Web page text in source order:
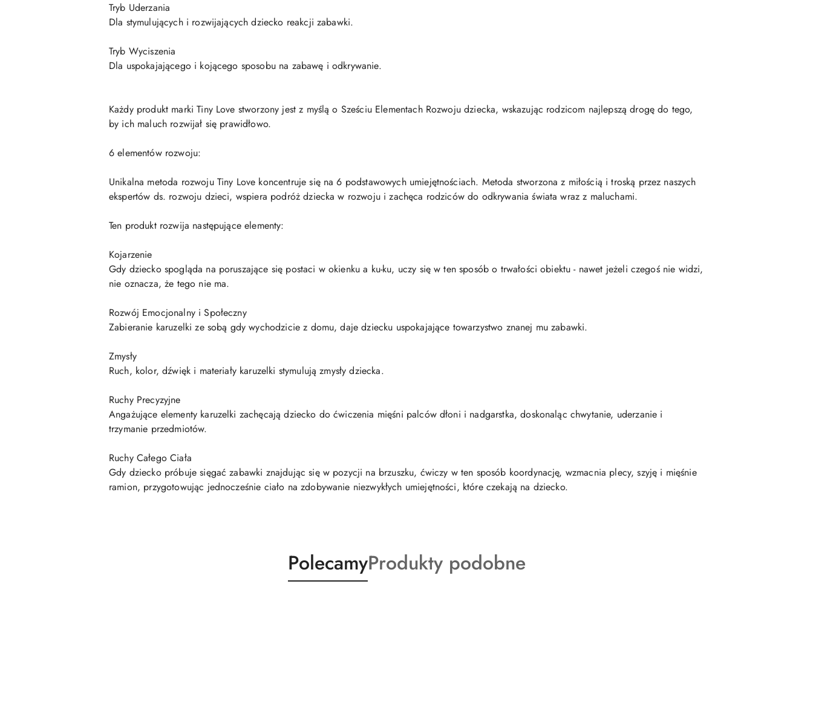
Tryb Uderzania
Dla stymulujących i rozwijających dziecko reakcji zabawki.
Tryb Wyciszenia
Dla uspokajającego i kojącego sposobu na zabawę i odkrywanie.
Każdy produkt marki Tiny Love stworzony jest z myślą o Sześciu Elementach Rozwoju dziecka, wskazując rodzicom najlepszą drogę do tego,
by ich maluch rozwijał się prawidłowo.
6 elementów rozwoju:
Unikalna metoda rozwoju Tiny Love koncentruje się na 6 podstawowych umiejętnościach. Metoda stworzona z miłością i troską przez naszych
ekspertów ds. rozwoju dzieci, wspiera podróż dziecka w rozwoju i zachęca rodziców do odkrywania świata wraz z maluchami.
Ten produkt rozwija następujące elementy:
Kojarzenie
Gdy dziecko spogląda na poruszające się postaci w okienku a ku-ku, uczy się w ten sposób o trwałości obiektu - nawet jeżeli czegoś nie widzi,
nie oznacza, że tego nie ma.
Rozwój Emocjonalny i Społeczny
Zabieranie karuzelki ze sobą gdy wychodzicie z domu, daje dziecku uspokajające towarzystwo znanej mu zabawki.
Zmysły
Ruch, kolor, dźwięk i materiały karuzelki stymulują zmysły dziecka.
Ruchy Precyzyjne
Angażujące elementy karuzelki zachęcają dziecko do ćwiczenia mięśni palców dłoni i nadgarstka, doskonaląc chwytanie, uderzanie i
trzymanie przedmiotów.
Ruchy Całego Ciała
Gdy dziecko próbuje sięgać zabawki znajdując się w pozycji na brzuszku, ćwiczy w ten sposób koordynację, wzmacnia plecy, szyję i mięśnie
ramion, przygotowując jednocześnie ciało na zdobywanie niezwykłych umiejętności, które czekają na dziecko.
Produkty
o
PolecamyProdukty
o
Produkty podobne